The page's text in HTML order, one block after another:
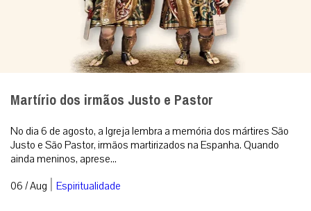
Martírio dos irmãos Justo e Pastor
No dia 6 de agosto, a Igreja lembra a memória dos mártires São
Justo e São Pastor, irmãos martirizados na Espanha. Quando
ainda meninos, aprese...
06 / Aug | Espiritualidade